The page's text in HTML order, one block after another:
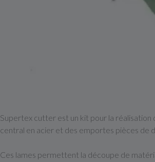
Supertex cutter est un kit pour la
central en acier et des emportes pièces de
Ces lames permettent la découpe de